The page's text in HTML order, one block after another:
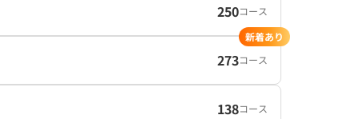
250コース
273コース
新着あり
138コース